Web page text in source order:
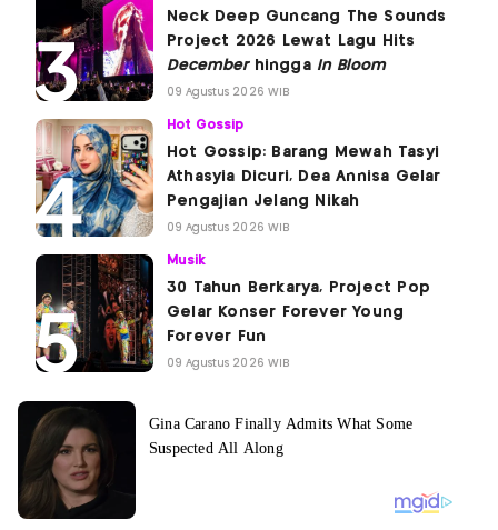
Neck Deep Guncang The Sounds
Project 2026 Lewat Lagu Hits
Decemberhingga In Bloom
09 Agustus 2026 WIB
Hot Gossip
Hot Gossip: Barang Mewah Tasyi
Athasyia Dicuri, Dea Annisa Gelar
Pengajian Jelang Nikah
09 Agustus 2026 WIB
Musik
30 Tahun Berkarya, Project Pop
Gelar Konser Forever Young
Forever Fun
09 Agustus 2026 WIB